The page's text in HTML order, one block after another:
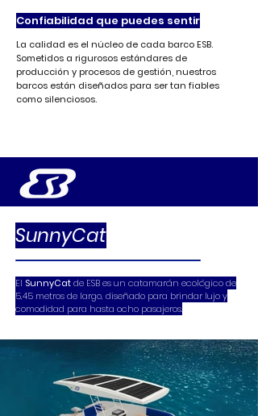
Confiabilidad que puedes sentir
La calidad es el núcleo de cada barco ESB.
Sometidos a rigurosos estándares de
producción y procesos de gestión, nuestros
barcos están diseñados para ser tan fiables
como silenciosos.
SunnyCat
El SunnyCatde ESB es un catamarán ecológico de
5,45 metros de largo, diseñado para brindar lujo y
comodidad para hasta ocho pasajeros.